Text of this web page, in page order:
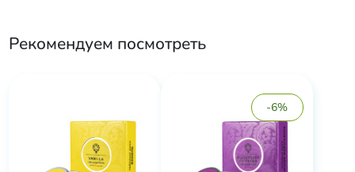
Рекомендуем посмотреть
-6%